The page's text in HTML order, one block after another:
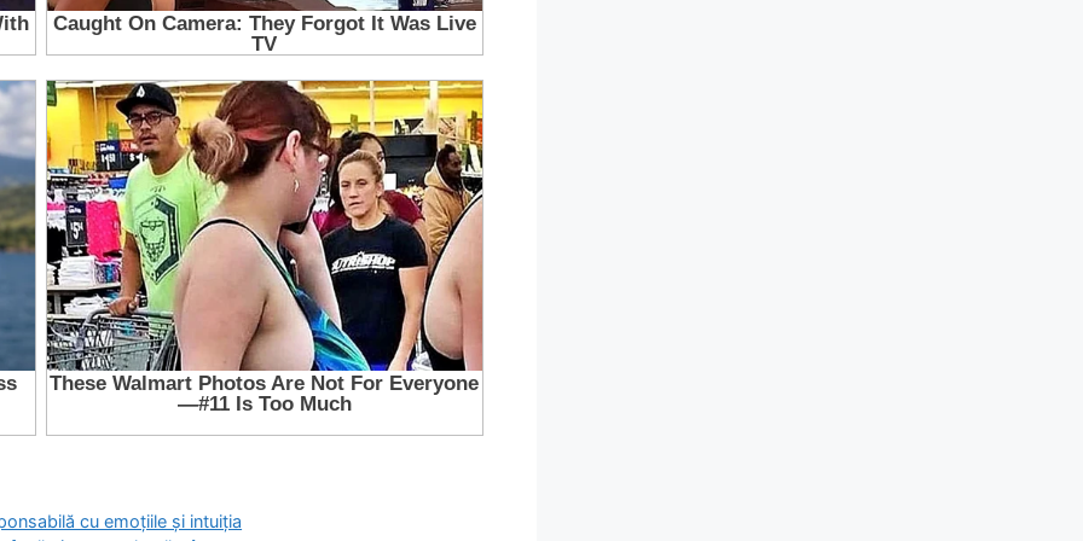
cu emoțiile și intuiția